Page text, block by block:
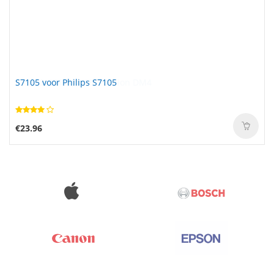
S7105 voor Philips S7105
€23.96